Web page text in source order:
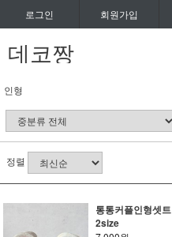
로그인 회원가입
데코짱
인형
정렬
통통커플인형셋트
2size